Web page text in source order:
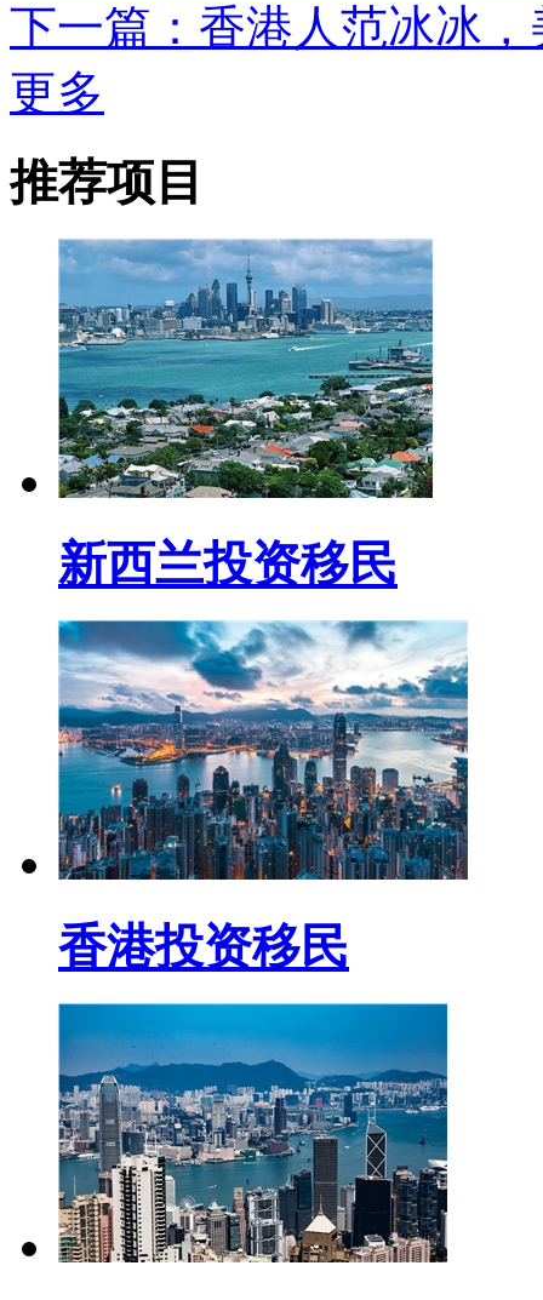
下一篇：香港人范冰冰
更多
推荐项目
新西兰投资移民
香港投资移民